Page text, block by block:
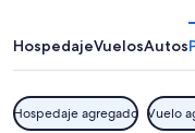
HospedajeVuelosAutos
Hospedaje agregado Vuelo